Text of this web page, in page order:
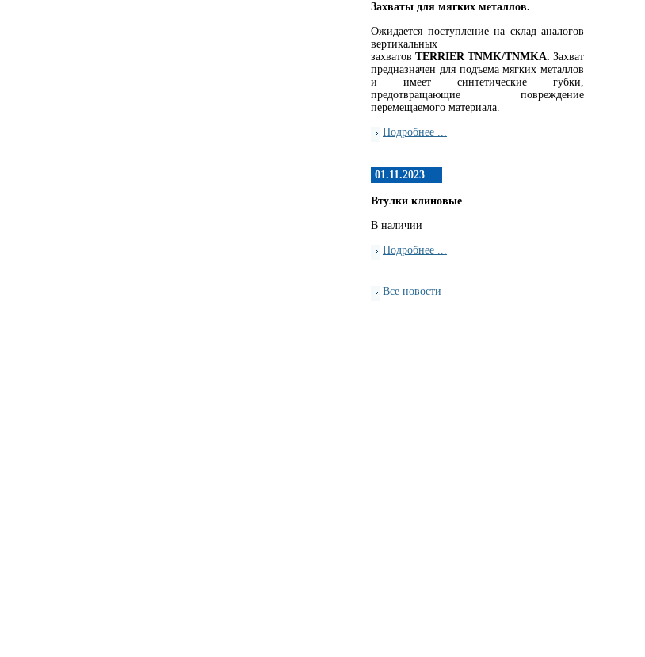
Захваты для мягких металлов.
Ожидается поступление на склад аналогов
вертикальных
захватов TERRIERTNMK/TNMKA. Захват
предназначен для подъема мягких металлов
и имеет синтетические губки,
предотвращающие повреждение
перемещаемого материала.
Подробнее ...
01.11.2023
Втулки клиновые
В наличии
Подробнее ...
Все новости